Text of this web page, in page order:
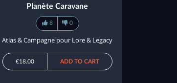
Planète Caravane
8 0
Atlas & Campagne pour Lore & Legacy
€18.00 ADD TO CART